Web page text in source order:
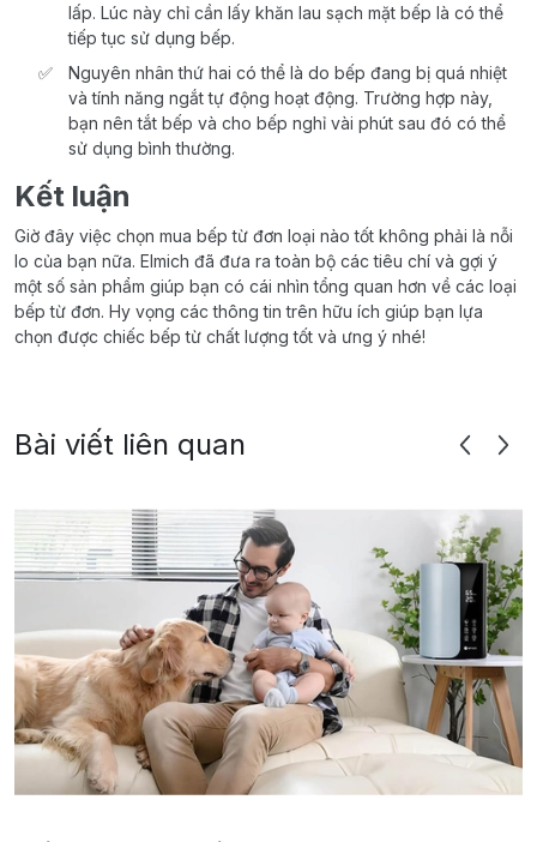
lấp. Lúc này chỉ cần lấy khăn lau sạch mặt bếp là có thể
tiếp tục sử dụng bếp.
Nguyên nhân thứ hai có thể là do bếp đang bị quá nhiệt
và tính năng ngắt tự động hoạt động. Trường hợp này,
bạn nên tắt bếp và cho bếp nghỉ vài phút sau đó có thể
sử dụng bình thường.
Kết luận
Giờ đây việc chọn mua bếp từ đơn loại nào tốt không phải là nỗi
lo của bạn nữa. Elmich đã đưa ra toàn bộ các tiêu chí và gợi ý
một số sản phẩm giúp bạn có cái nhìn tổng quan hơn về các loại
bếp từ đơn. Hy vọng các thông tin trên hữu ích giúp bạn lựa
chọn được chiếc bếp từ chất lượng tốt và ưng ý nhé!
Bài viết liên quan